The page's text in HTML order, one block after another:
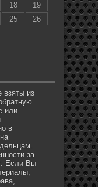
18
19
25
26
взяты из
или
в
за
Если Вы